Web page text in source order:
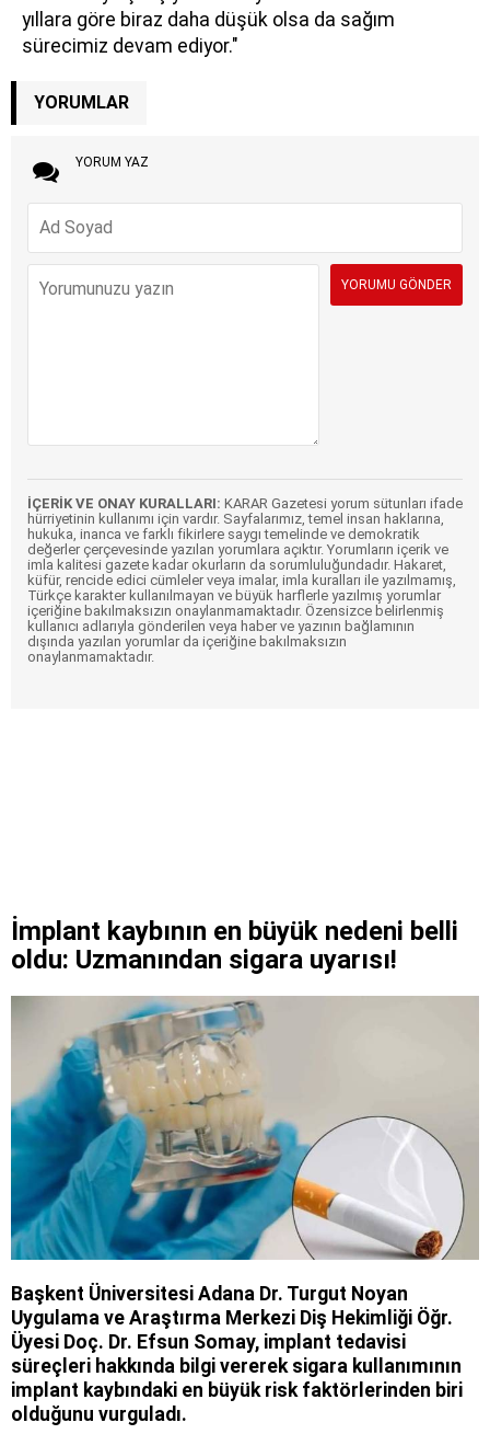
yıllara göre biraz daha düşük olsa da sağım
sürecimiz devam ediyor."
YORUMLAR
YORUM YAZ
İÇERİK VE ONAY KURALLARI: KARAR Gazetesi yorum sütunları ifade
hürriyetinin kullanımı için vardır. Sayfalarımız, temel insan haklarına,
hukuka, inanca ve farklı fikirlere saygı temelinde ve demokratik
değerler çerçevesinde yazılan yorumlara açıktır. Yorumların içerik ve
imla kalitesi gazete kadar okurların da sorumluluğundadır. Hakaret,
küfür, rencide edici cümleler veya imalar, imla kuralları ile yazılmamış,
Türkçe karakter kullanılmayan ve büyük harflerle yazılmış yorumlar
içeriğine bakılmaksızın onaylanmamaktadır. Özensizce belirlenmiş
kullanıcı adlarıyla gönderilen veya haber ve yazının bağlamının
dışında yazılan yorumlar da içeriğine bakılmaksızın
onaylanmamaktadır.
İmplant kaybının en büyük nedeni belli
oldu: Uzmanından sigara uyarısı!
Başkent Üniversitesi Adana Dr. Turgut Noyan
Uygulama ve Araştırma Merkezi Diş Hekimliği Öğr.
Üyesi Doç. Dr. Efsun Somay, implant tedavisi
süreçleri hakkında bilgi vererek sigara kullanımının
implant kaybındaki en büyük risk faktörlerinden biri
olduğunu vurguladı.